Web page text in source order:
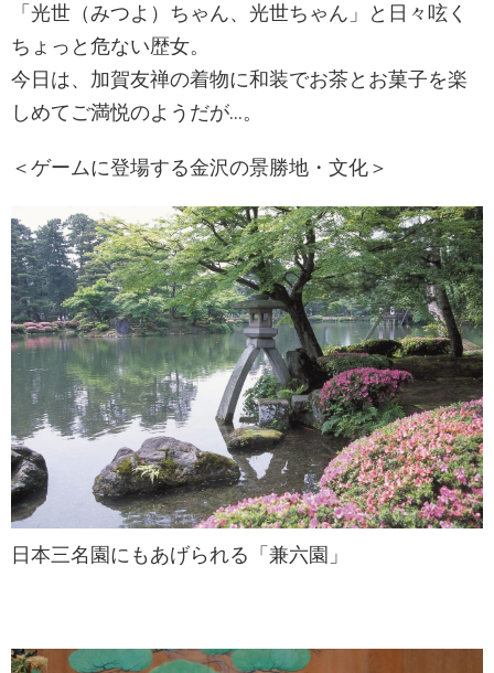
「光世（みつよ）ちゃん、光世ちゃん」と日々呟く
ちょっと危ない歴女。
今日は、加賀友禅の着物に和装でお茶とお菓子を楽
しめてご満悦のようだが…。
＜ゲームに登場する金沢の景勝地・文化＞
日本三名園にもあげられる「兼六園」